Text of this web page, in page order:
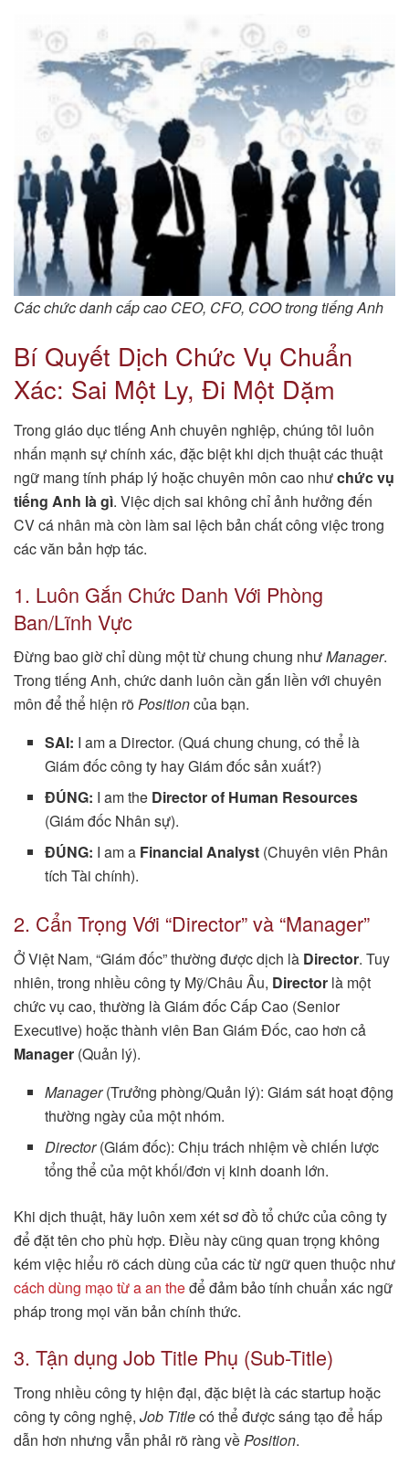
Các chức danh cấp cao CEO, CFO, COO trong tiếng Anh
Bí Quyết Dịch Chức Vụ Chuẩn
Xác: Sai Một Ly, Đi Một Dặm
Trong giáo dục tiếng Anh chuyên nghiệp, chúng tôi luôn
nhấn mạnh sự chính xác, đặc biệt khi dịch thuật các thuật
ngữ mang tính pháp lý hoặc chuyên môn cao nhưchức vụ
tiếng Anh là gì. Việc dịch sai không chỉ ảnh hưởng đến
CV cá nhân mà còn làm sai lệch bản chất công việc trong
các văn bản hợp tác.
1. Luôn Gắn Chức Danh Với Phòng
Ban/Lĩnh Vực
Đừng bao giờ chỉ dùng một từ chung chung nhưManager.
Trong tiếng Anh, chức danh luôn cần gắn liền với chuyên
môn để thể hiện rõPositioncủa bạn.
SAI: I am a Director. (Quá chung chung, có thể là
Giám đốc công ty hay Giám đốc sản xuất?)
ĐÚNG: I am the Director of Human Resources
(Giám đốc Nhân sự).
ĐÚNG: I am a Financial Analyst (Chuyên viên Phân
tích Tài chính).
2. Cẩn Trọng Với “Director” và “Manager”
Ở Việt Nam, “Giám đốc” thường được dịch là Director. Tuy
nhiên, trong nhiều công ty Mỹ/Châu Âu, Director là một
chức vụ cao, thường là Giám đốc Cấp Cao (Senior
Executive) hoặc thành viên Ban Giám Đốc, cao hơn cả
Manager (Quản lý).
Manager(Trưởng phòng/Quản lý): Giám sát hoạt động
thường ngày của một nhóm.
Director(Giám đốc): Chịu trách nhiệm về chiến lược
tổng thể của một khối/đơn vị kinh doanh lớn.
Khi dịch thuật, hãy luôn xem xét sơ đồ tổ chức của công ty
để đặt tên cho phù hợp. Điều này cũng quan trọng không
kém việc hiểu rõ cách dùng của các từ ngữ quen thuộc như
cách dùng mạo từ a an theđể đảm bảo tính chuẩn xác ngữ
pháp trong mọi văn bản chính thức.
3. Tận dụng Job Title Phụ (Sub-Title)
Trong nhiều công ty hiện đại, đặc biệt là các startup hoặc
công ty công nghệ, Job Titlecó thể được sáng tạo để hấp
dẫn hơn nhưng vẫn phải rõ ràng vềPosition.